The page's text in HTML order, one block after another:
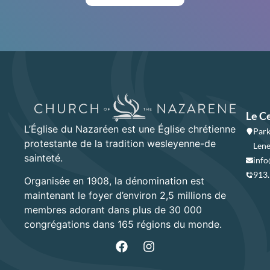
L’Église du Nazaréen est une Église chrétienne
protestante de la tradition wesleyenne-de
sainteté.
Organisée en 1908, la dénomination est
maintenant le foyer d’environ 2,5 millions de
membres adorant dans plus de 30 000
congrégations dans 165 régions du monde.
Le